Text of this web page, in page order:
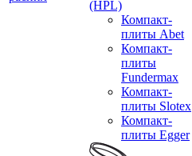
(HPL)
Компакт-
плиты Abet
Компакт-
плиты
Fundermax
Компакт-
плиты Slotex
Компакт-
плиты Egger